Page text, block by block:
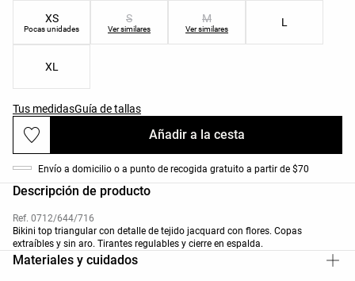
XS
Pocas unidades
S
Ver similares
M
Ver similares
L
XL
Tus medidasGuía de tallas
Añadir a la cesta
Envío a domicilio o a punto de recogida gratuito a partir de $70
Descripción de producto
Ref. 0712/644/716
Bikini top triangular con detalle de tejido jacquard con flores. Copas
extraíbles y sin aro. Tirantes regulables y cierre en espalda.
Materiales y cuidados